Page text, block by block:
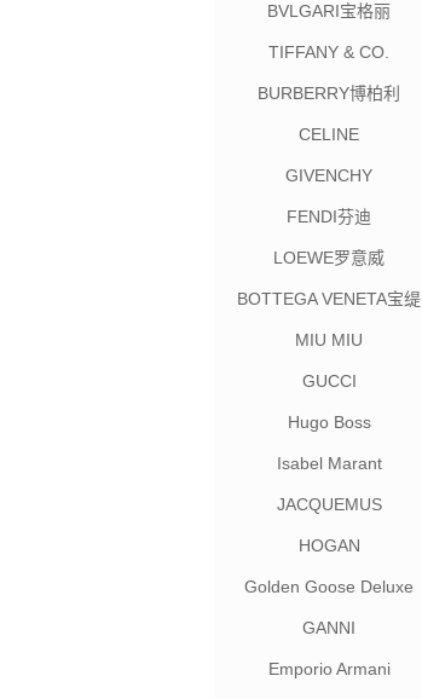
BVLGARI宝格丽
TIFFANY & CO.
BURBERRY博柏利
CELINE
GIVENCHY
FENDI芬迪
LOEWE罗意威
BOTTEGA VENETA宝缇
MIU MIU
GUCCI
Hugo Boss
Isabel Marant
JACQUEMUS
HOGAN
Golden Goose Deluxe
GANNI
Emporio Armani